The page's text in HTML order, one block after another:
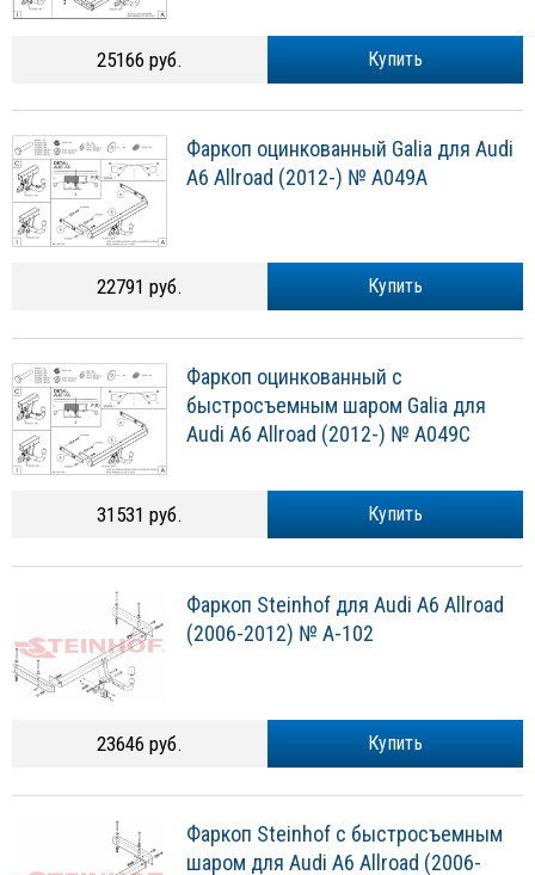
Купить
25166 руб.
Фаркоп оцинкованный Galia для Audi
A6 Allroad (2012-) № A049A
Купить
22791 руб.
Фаркоп оцинкованный с
быстросъемным шаром Galia для
Audi A6 Allroad (2012-) № A049C
Купить
31531 руб.
Фаркоп Steinhof для Audi A6 Allroad
(2006-2012) № A-102
Купить
23646 руб.
Фаркоп Steinhof с быстросъемным
шаром для Audi A6 Allroad (2006-